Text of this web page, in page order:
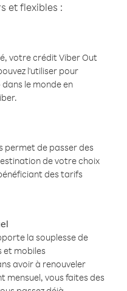
et flexibles :
votre crédit Viber Out
l'utiliser pour
le monde en
permet de passer des
de votre choix
des tarifs
la souplesse de
et mobiles
avoir à renouveler
mensuel, vous faites des